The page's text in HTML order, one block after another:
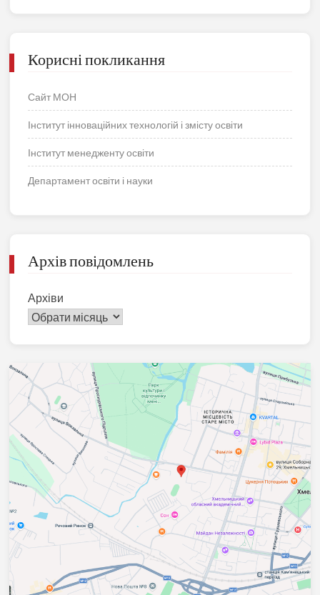
Корисні покликання
Сайт МОН
Інститут інноваційних технологій і змісту освіти
Інститут менедженту освіти
Департамент освіти і науки
Архів повідомлень
Архіви